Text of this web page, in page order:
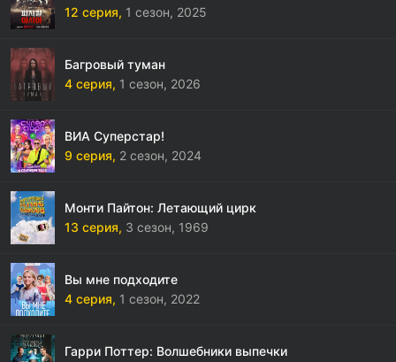
12 серия, 1 сезон, 2025
Багровый туман
4 серия, 1 сезон, 2026
ВИА Суперстар!
9 серия, 2 сезон, 2024
Монти Пайтон: Летающий цирк
13 серия, 3 сезон, 1969
Вы мне подходите
4 серия, 1 сезон, 2022
Гарри Поттер: Волшебники выпечки